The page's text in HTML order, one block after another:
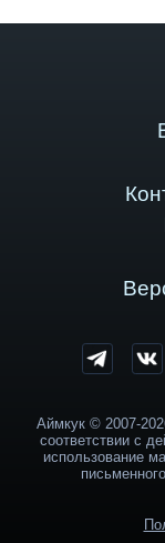
Аймкук © 2007-
соответствии с
использование